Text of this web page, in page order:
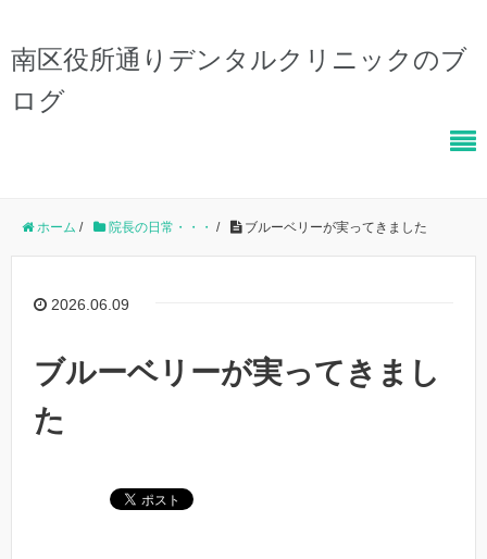
南区役所通りデンタルクリニックのブ
ログ
ホーム / 院長の日常・・・ / ブルーベリーが実ってきました
2026.06.09
ブルーベリーが実ってきまし
た